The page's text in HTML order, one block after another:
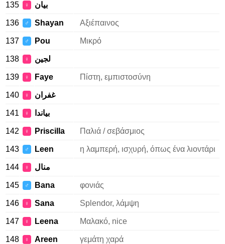
135 ♀ بيان
136 ♂ Shayan Αξιέπαινος
137 ♂ Pou Μικρό
138 ♀ لجين
139 ♀ Faye Πίστη, εμπιστοσύνη
140 ♀ غفران
141 ♀ بياندا
142 ♀ Priscilla Παλιά / σεβάσμιος
143 ♂ Leen η λαμπερή, ισχυρή, όπως ένα λιοντάρι
144 ♀ منال
145 ♂ Bana φονιάς
146 ♀ Sana Splendor, λάμψη
147 ♀ Leena Μαλακό, nice
148 ♀ Areen γεμάτη χαρά